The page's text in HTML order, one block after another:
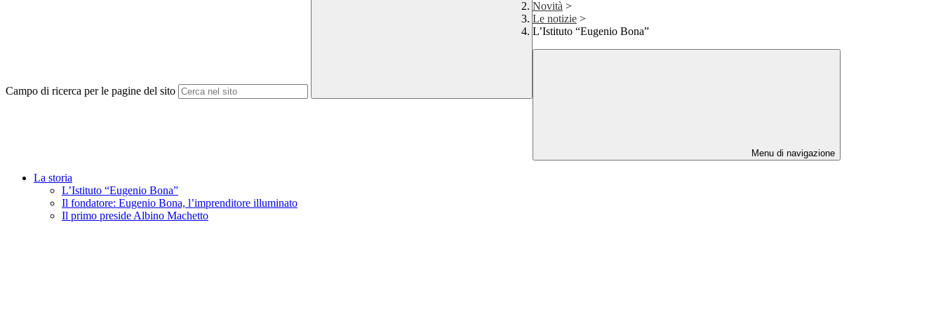
Campo di ricerca per le pagine del sito
Novità >
Le notizie >
L’Istituto “Eugenio Bona”
Menu di navigazione
La storia
L’Istituto “Eugenio Bona”
Il fondatore: Eugenio Bona, l’imprenditore illuminato
Il primo preside Albino Machetto